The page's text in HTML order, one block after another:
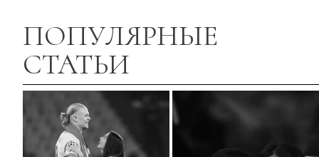
ПОПУЛЯРНЫЕ
СТАТЬИ